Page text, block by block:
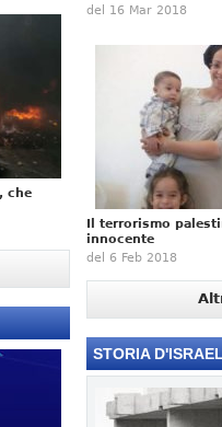
che
del 16 Mar 2018
Il terrorismo
innocente
del 6 Feb 2018
STORIA